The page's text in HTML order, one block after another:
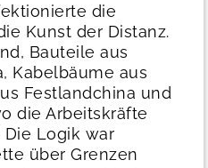
die
Kunst der Distanz.
Bauteile aus
Kabelbäume aus
Festlandchina und
die Arbeitskräfte
Logik war
über Grenzen